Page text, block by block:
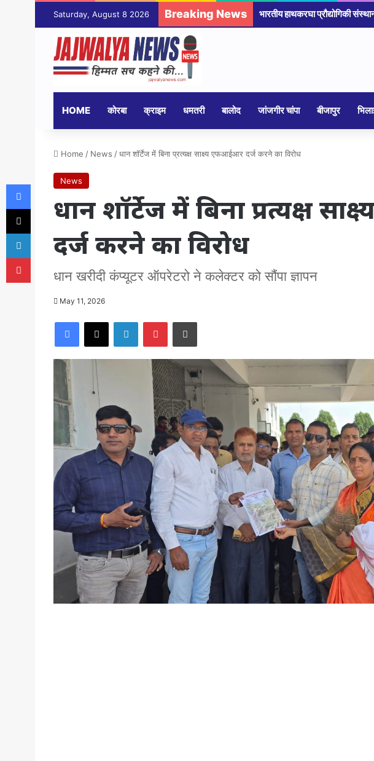
Saturday, August 8 2026 Breaking News महंत चंडी मंदिर चोरी का खुलासा,
HOME कोरबा क्राइम धमतरी बालोद जांजगीर चांपा बीजापुर
Home / News /धान शॉर्टेज में बिना प्रत्यक्ष साक्ष्य एफआईआर दर्ज करने का विरोध
News
धान शॉर्टेज में बिना प्रत्यक्ष
दर्ज करने का विरोध
धान खरीदी कंप्यूटर ऑपरेटरो ने कलेक्टर को सौंपा ज्ञापन
May 11, 2026
Facebook
X LinkedInPinterestPrint
Facebook
X
LinkedIn
Pinterest